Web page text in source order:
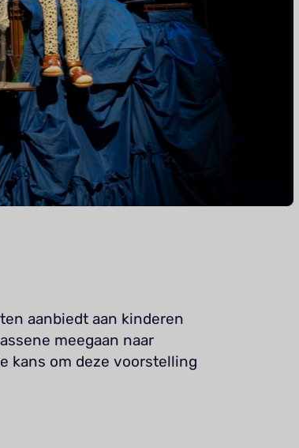
aanbiedt aan kinderen
meegaan naar
kans om deze voorstelling